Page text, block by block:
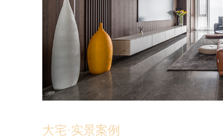
大宅·实景案例